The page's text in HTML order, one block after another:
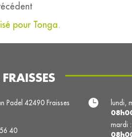
pour Tonga.
FRAISSES
Padel 42490 Fraisses
40
lundi,
mardi :